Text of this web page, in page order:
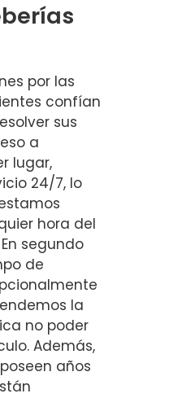
por las
confían
sus
a
lugar,
24/7, lo
hora del
segundo
de
la
no poder
Además,
años